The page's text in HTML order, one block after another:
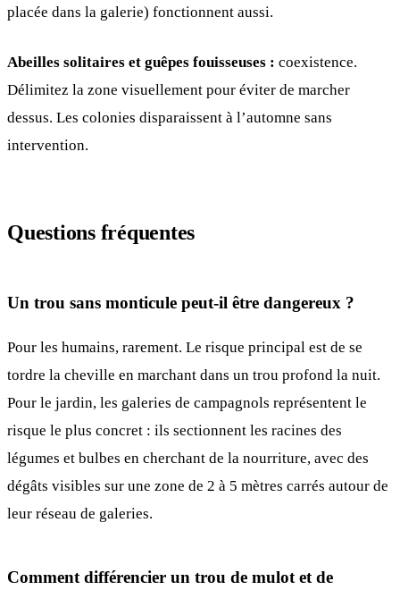
placée dans la galerie) fonctionnent aussi.
Abeilles solitaires et guêpes fouisseuses : coexistence.
Délimitez la zone visuellement pour éviter de marcher
dessus. Les colonies disparaissent à l’automne sans
intervention.
Questions fréquentes
Un trou sans monticule peut-il être dangereux ?
Pour les humains, rarement. Le risque principal est de se
tordre la cheville en marchant dans un trou profond la nuit.
Pour le jardin, les galeries de campagnols représentent le
risque le plus concret : ils sectionnent les racines des
légumes et bulbes en cherchant de la nourriture, avec des
dégâts visibles sur une zone de 2 à 5 mètres carrés autour de
leur réseau de galeries.
Comment différencier un trou de mulot et de